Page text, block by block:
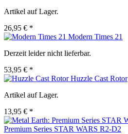
Artikel auf Lager.
26,95 € *
Modern Times 21
Derzeit leider nicht lieferbar.
53,95 € *
Huzzle Cast Rotor
Artikel auf Lager.
13,95 € *
Premium Series STAR WARS R2-D2